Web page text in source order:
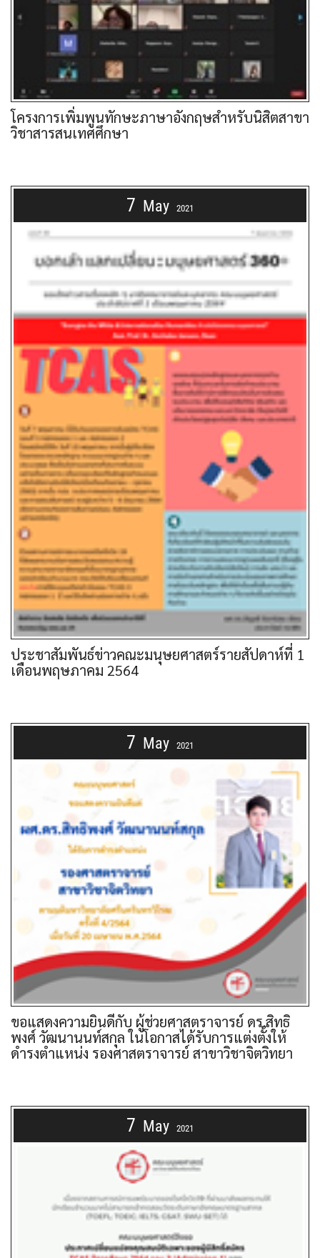
โครงการเพิ่มพูนทักษะภาษาอังกฤษสำหรับนิสิตสาขา
วิชาสารสนเทศศึกษา
7 May 2021
ประชาสัมพันธ์ข่าวคณะมนุษยศาสตร์รายสัปดาห์ที่ 1
เดือนพฤษภาคม 2564
7 May 2021
ขอแสดงความยินดีกับ ผู้ช่วยศาสตราจารย์ ดร.สิทธิ
พงศ์ วัฒนานนท์สกุล ในโอกาสได้รับการแต่งตั้งให้
ดำรงตำแหน่ง รองศาสตราจารย์ สาขาวิชาจิตวิทยา
7 May 2021